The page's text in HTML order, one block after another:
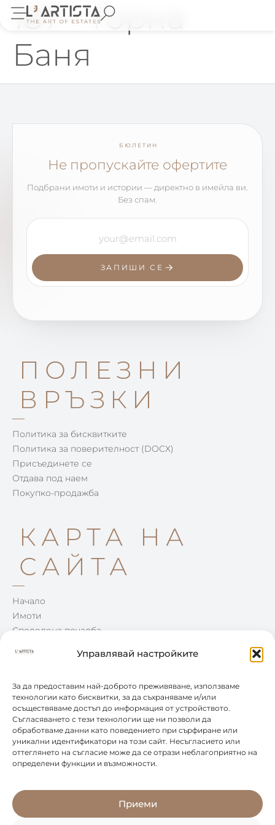
Управлявай настройките
За да предоставим най-доброто преживяване, използваме
технологии като бисквитки, за да съхраняваме и/или
осъществяваме достъп до информация от устройството.
Съгласяването с тези технологии ще ни позволи да
обработваме данни като поведението при сърфиране или
уникални идентификатори на този сайт. Несъгласието или
оттеглянето на съгласие може да се отрази неблагоприятно на
определени функции и възможности.
Приеми
187 – Горна
Баня
БЮЛЕТИН
Не пропускайте офертите
Подбрани имоти и истории — директно в имейла ви.
Без спам.
ЗАПИШИ СЕ
ПОЛЕЗНИ
ВРЪЗКИ
Политика за бисквитките
Политика за поверителност (DOCX)
Присъединете се
Отдава под наем
Покупко-продажба
КАРТА НА
САЙТА
Начало
Имоти
Споделена печалба
КОНТАКТИ
0877 888 804
office@leartista.bg